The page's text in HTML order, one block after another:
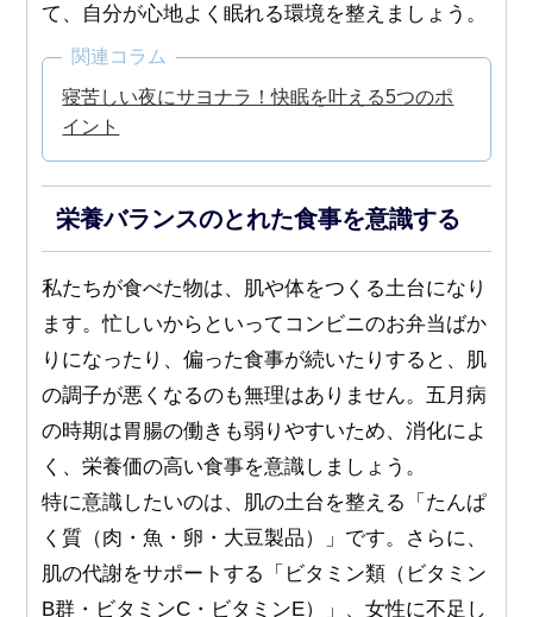
て、自分が心地よく眠れる環境を整えましょう。
関連コラム
寝苦しい夜にサヨナラ！快眠を叶える5つのポ
イント
栄養バランスのとれた食事を意識する
私たちが食べた物は、肌や体をつくる土台になり
ます。忙しいからといってコンビニのお弁当ばか
りになったり、偏った食事が続いたりすると、肌
の調子が悪くなるのも無理はありません。五月病
の時期は胃腸の働きも弱りやすいため、消化によ
く、栄養価の高い食事を意識しましょう。
特に意識したいのは、肌の土台を整える「たんぱ
く質（肉・魚・卵・大豆製品）」です。さらに、
肌の代謝をサポートする「ビタミン類（ビタミン
B群・ビタミンC・ビタミンE）」、女性に不足し